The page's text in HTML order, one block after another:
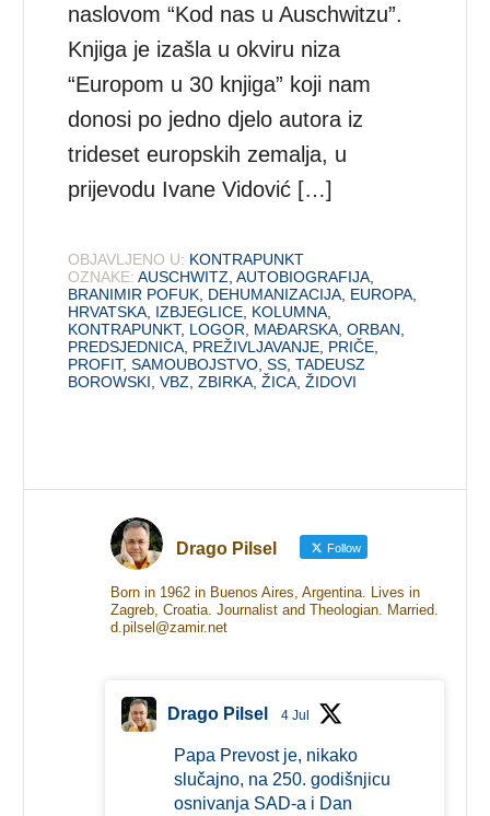
naslovom “Kod nas u Auschwitzu”.
Knjiga je izašla u okviru niza
“Europom u 30 knjiga” koji nam
donosi po jedno djelo autora iz
trideset europskih zemalja, u
prijevodu Ivane Vidović […]
OBJAVLJENO U: KONTRAPUNKT
OZNAKE: AUSCHWITZ ,AUTOBIOGRAFIJA
BRANIMIR POFUK DEHUMANIZACIJA EUROPA
HRVATSKA IZBJEGLICE KOLUMNA
KONTRAPUNKT, LOGOR MAĐARSKA ,ORBAN
PREDSJEDNICA PREŽIVLJAVANJE PRIČE
PROFIT,SAMOUBOJSTVO ,SS ,TADEUSZ
BOROWSKI ,VBZ ,ZBIRKA ,ŽICA ,ŽIDOVI
Drago Pilsel Follow
Born in 1962 in Buenos Aires, Argentina. Lives in
Zagreb, Croatia. Journalist and Theologian. Married.
d.pilsel@zamir.net
Drago Pilsel 4 Jul
Papa Prevost je, nikako
slučajno, na 250. godišnjicu
osnivanja SAD-a i Dan